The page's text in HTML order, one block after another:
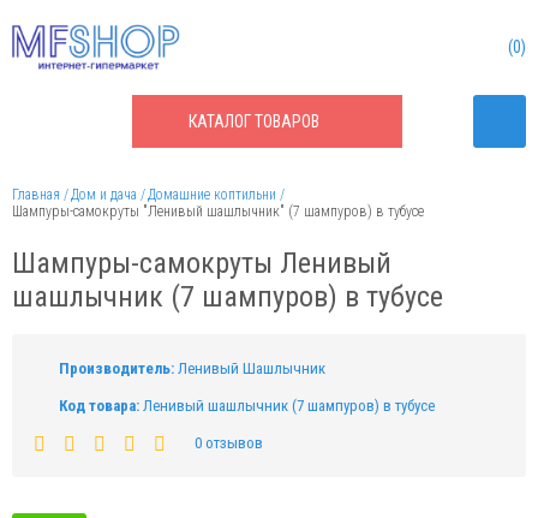
КАТАЛОГТОВАРОВ
0
Главная Дом и дача
Домашние коптильни
Шампуры-самокруты "Ленивый шашлычник" (7 шампуров) в тубусе
Шампуры-самокруты Ленивый
шашлычник (7 шампуров) в тубусе
Производитель: Ленивый Шашлычник
Код товара: Ленивый шашлычник (7 шампуров) в тубусе
0 отзывов